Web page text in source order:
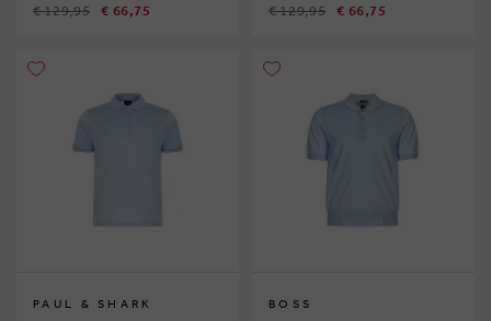
€ 129,95 € 66,75 € 129,95 € 66,75
PAUL & SHARK BOSS